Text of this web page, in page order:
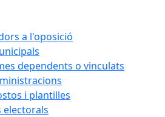
a l'oposició
dependents o vinculats
i plantilles
electorals